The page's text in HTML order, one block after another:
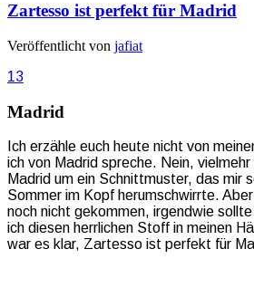
Zartesso ist perfekt für Madrid
Veröffentlicht von jafiat
13
Madrid
Ich erzähle euch heute nicht von
ich von Madrid spreche. Nein,
Madrid um ein Schnittmuster, das mir
Sommer im Kopf herumschwirrte.
noch nicht gekommen, irgendwie
ich diesen herrlichen Stoff in meinen
war es klar, Zartesso ist perfekt für